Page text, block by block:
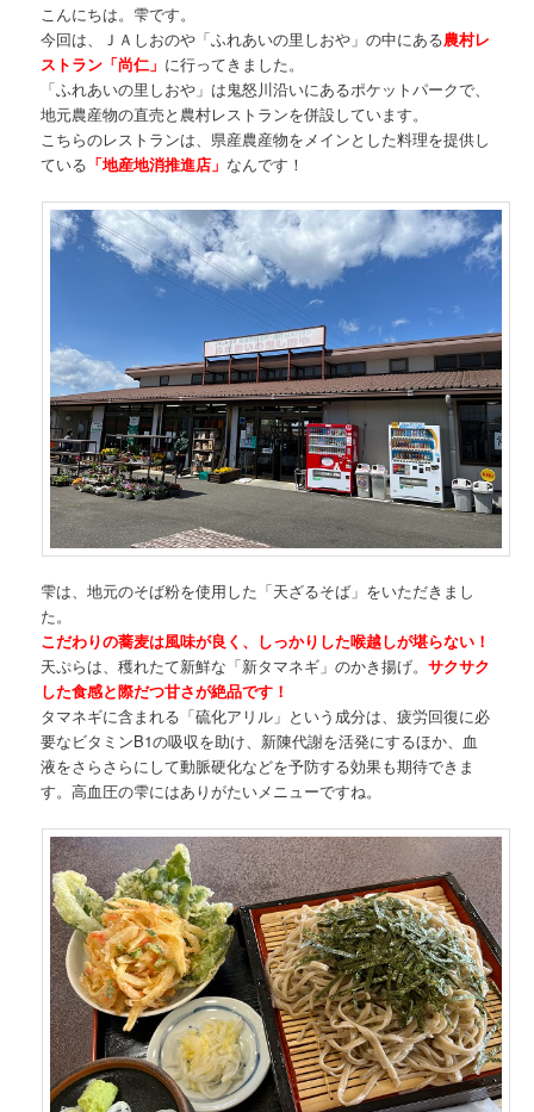
こんにちは。雫です。
今回は、ＪＡしおのや「ふれあいの里しおや」の中にある農村レ
ストラン「尚仁」 に行ってきました。
「ふれあいの里しおや」は鬼怒川沿いにあるポケットパークで、
地元農産物の直売と農村レストランを併設しています。
こちらのレストランは、県産農産物をメインとした料理を提供し
ている 「地産地消推進店」 なんです！
雫は、地元のそば粉を使用した「天ざるそば」をいただきまし
た。
こだわりの蕎麦は風味が良く、しっかりした喉越しが堪らない！
天ぷらは、穫れたて新鮮な「新タマネギ」のかき揚げ。サクサク
した食感と際だつ甘さが絶品です！
タマネギに含まれる「硫化アリル」という成分は、疲労回復に必
要なビタミンB1の吸収を助け、新陳代謝を活発にするほか、血
液をさらさらにして動脈硬化などを予防する効果も期待できま
す。高血圧の雫にはありがたいメニューですね。